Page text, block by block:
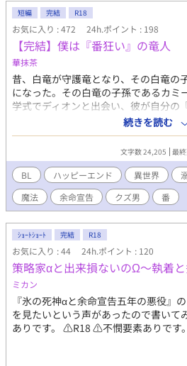
短編 完結 R18
お気に入り : 472 24h.ポイント : 198
【完結】僕は『番狂い』の竜人
華抹茶
昔、白竜が守護竜となり、その白竜の
になった。その白竜の子孫であるカミ
学式でディオンと出会い、彼が自分の
な番となってもらうために猛アタック
女好きで男嫌い。そのためいつも冷た
まう。 だがある日、授業中にディオ
しまった。ディオンはかなり珍しい病
とがわかる。しかも余命は一ヵ月。デ
ーユと正式な番になるか、生きた魔宝
魔宝玉が体から抜けることは死を意味
オンの命を救うために、カミーユは自
ことにしたのだが。 女好きのクズ男×
シーンには※印をつけています
続きを読む
文字数 24,205 最
BL ハッピーエンド 異世界
魔法
余命宣告 クズ男 番
ｼｮｰﾄｼｮｰﾄ 完結 R18
お気に入り : 44 24h.ポイント : 120
策略家αと出来損ないのΩ〜執着
ミカン
『氷の死神αと余命宣告五年の悪役』
を見たいという声があったので書いて
ありです。 ⚠︎R18 ⚠︎不憫要素ありです。